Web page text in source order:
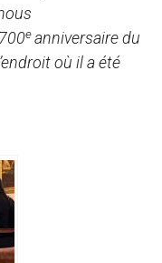
eanniversaire du
où il a été